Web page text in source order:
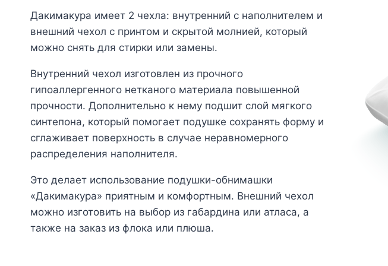
Дакимакура имеет 2 чехла: внутренний с наполнителем и
внешний чехол с принтом и скрытой молнией, который
можно снять для стирки или замены.
Внутренний чехол изготовлен из прочного
гипоаллергенного нетканого материала повышенной
прочности. Дополнительно к нему подшит слой мягкого
синтепона, который помогает подушке сохранять форму и
сглаживает поверхность в случае неравномерного
распределения наполнителя.
Это делает использование подушки-обнимашки
«Дакимакура» приятным и комфортным. Внешний чехол
можно изготовить на выбор из габардина или атласа, а
также на заказ из флока или плюша.